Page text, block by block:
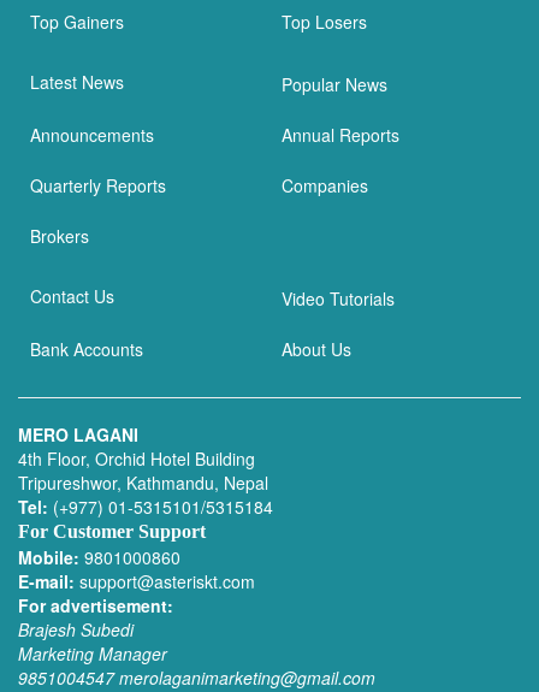
Top Gainers Top Losers
Latest News Popular News
Announcements Annual Reports
Quarterly Reports Companies
Brokers
Contact Us Video Tutorials
Bank Accounts About Us
MERO LAGANI
4th Floor, Orchid Hotel Building
Tripureshwor, Kathmandu, Nepal
Tel: (+977) 01-5315101/5315184
For Customer Support
Mobile: 9801000860
E-mail: support@asteriskt.com
For advertisement:
Brajesh Subedi
Marketing Manager
9851004547 merolaganimarketing@gmail.com